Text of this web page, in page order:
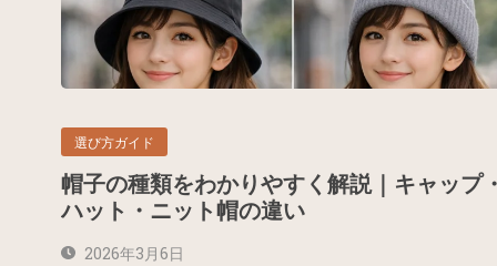
選び方ガイド
帽子の種類をわかりやすく解説｜キャップ
ハット・ニット帽の違い
2026年3月6日